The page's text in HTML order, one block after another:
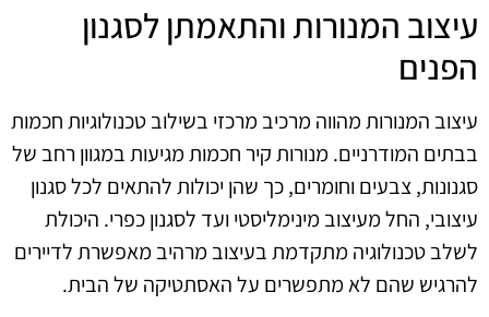
עיצוב המנורות והתאמתן לסגנון
הפנים
עיצוב המנורות מהווה מרכיב מרכזי בשילוב טכנולוגיות חכמות
בבתים המודרניים. מנורות קיר חכמות מגיעות במגוון רחב של
סגנונות, צבעים וחומרים, כך שהן יכולות להתאים לכל סגנון
עיצובי, החל מעיצוב מינימליסטי ועד לסגנון כפרי. היכולת
לשלב טכנולוגיה מתקדמת בעיצוב מרהיב מאפשרת לדיירים
להרגיש שהם לא מתפשרים על האסתטיקה של הבית.